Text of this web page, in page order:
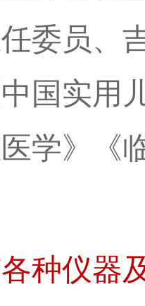
委员、
国实用
学》《
种仪器